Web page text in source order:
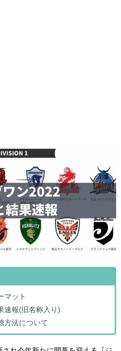
マット
速報(旧名称入り)
方法について